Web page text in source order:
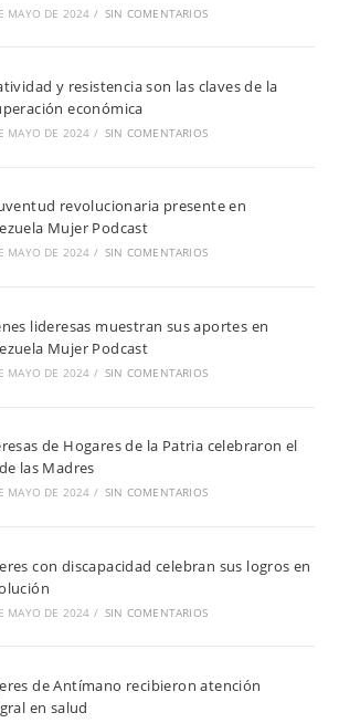
MAYO DE 2024 / SIN COMENTARIOS
y resistencia son las claves de la
económica
MAYO DE 2024 / SIN COMENTARIOS
revolucionaria presente en
Mujer Podcast
MAYO DE 2024 / SIN COMENTARIOS
lideresas muestran sus aportes en
Mujer Podcast
MAYO DE 2024 / SIN COMENTARIOS
de Hogares de la Patria celebraron el
las Madres
MAYO DE 2024 / SIN COMENTARIOS
con discapacidad celebran sus logros en
MAYO DE 2024 / SIN COMENTARIOS
de Antímano recibieron atención
en salud